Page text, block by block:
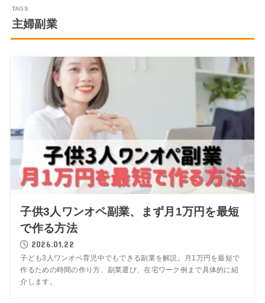
主婦副業
子供3人ワンオペ副業、まず月1万円を最短
で作る方法
2026.01.22
子ども3人ワンオペ育児中でもできる副業を解説。月1万円を最短で
作るための時間の作り方、副業選び、在宅ワーク例まで具体的に紹
介します。